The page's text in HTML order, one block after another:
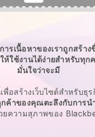
ารเนื้อหาของเราถูกสร้าง
ห้ใช้งานได้ง่ายสำหรับทุก
มั่นใจว่าจะมี
อสร้างเว็บไซต์สำหรับธุ
ค้าของคุณตะลึงกับการน
ยความสุภาพของ